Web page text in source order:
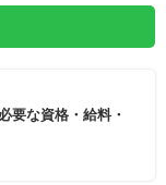
要な資格・給料・